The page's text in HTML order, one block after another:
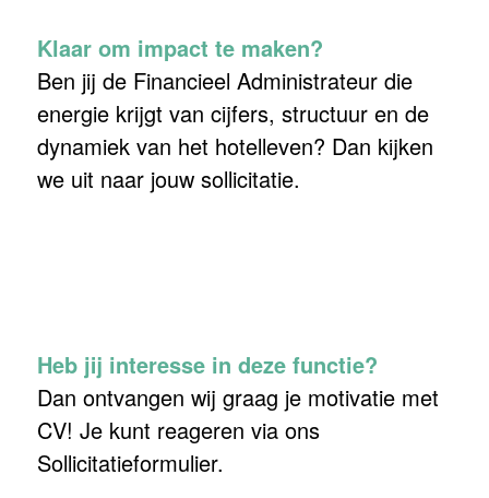
Klaar om impact te maken?
Ben jij de Financieel Administrateur die
energie krijgt van cijfers, structuur en de
dynamiek van het hotelleven? Dan kijken
we uit naar jouw sollicitatie.
Heb jij interesse in deze functie?
Dan ontvangen wij graag je motivatie met
CV! Je kunt reageren via ons
Sollicitatieformulier.